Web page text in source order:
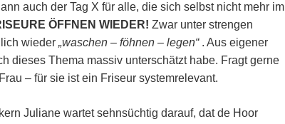
auch der Tag X für alle, die sich selbst nicht mehr im
ÖFFNEN WIEDER! Zwar unter strengen
wieder „waschen – föhnen – legen“. Aus eigener
dieses Thema massiv unterschätzt habe. Fragt gerne
– für sie ist ein Friseur systemrelevant.
Juliane wartet sehnsüchtig darauf, dat de Hoor